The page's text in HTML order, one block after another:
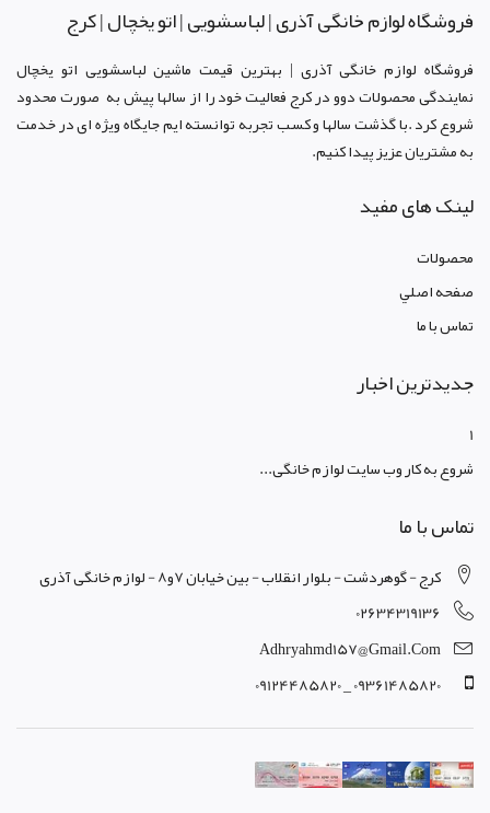
فروشگاه لوازم خانگی آذری | لباسشویی | اتو یخچال | کرج
فروشگاه لوازم خانگی آذری | بهترین قیمت ماشین لباسشویی اتو یخچال
نمایندگی محصولات دوو در کرجفعالیت خود را از سالها پیش به صورت محدود
شروع کرد .با گذشت سالها و کسب تجربه توانسته ایم جایگاه ویژه ای در خدمت
به مشتریان عزیز پیدا کنیم.
لینک های مفید
محصولات
صفحه اصلي
تماس با ما
جدیدترین اخبار
1
شروع به کار وب سایت لوازم خانگی...
تماس با ما
کرج - گوهردشت - بلوار انقلاب - بین خیابان 7و8 - لوازم خانگی آذری
02634319136
Adhryahmd157@gmail.com
09361485820 _ 09124485820